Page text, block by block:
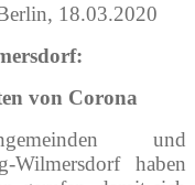
18.03.2020
von Corona
und
Wilmersdorf haben